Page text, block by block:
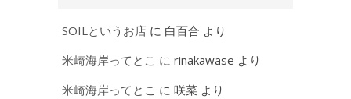
SOILというお店 に 白百合 より
米崎海岸ってとこ に rinakawase より
米崎海岸ってとこ に 咲菜 より